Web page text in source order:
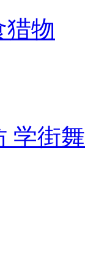
猎物
学街